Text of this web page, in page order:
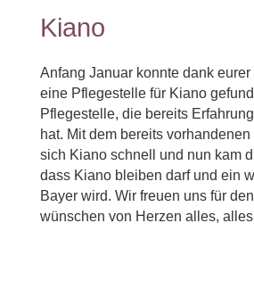
Kiano
Anfang Januar konnte dank eurer
eine Pflegestelle für Kiano
Pflegestelle, die bereits
hat. Mit dem bereits
sich Kiano schnell und nun kam
dass Kiano bleiben darf und ein
Bayer wird. Wir freuen uns für
wünschen von Herzen alles,